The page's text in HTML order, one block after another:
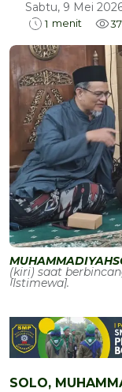
Sabtu, 9 Mei
1 menit 37
(kiri) saat
[Istimewa].
SOLO,